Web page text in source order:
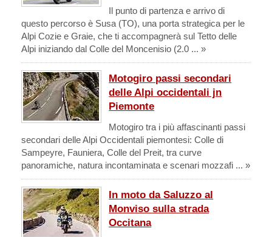
Il punto di partenza e arrivo di
questo percorso è Susa (TO), una porta strategica per le
Alpi Cozie e Graie, che ti accompagnerà sul Tetto delle
Alpi iniziando dal Colle del Moncenisio (2.0 ... »
Motogiro passi secondari
delle Alpi occidentali jn
Piemonte
Motogiro tra i più affascinanti passi
secondari delle Alpi Occidentali piemontesi: Colle di
Sampeyre, Fauniera, Colle del Preit, tra curve
panoramiche, natura incontaminata e scenari mozzafi ... »
In moto da Saluzzo al
Monviso sulla strada
Occitana